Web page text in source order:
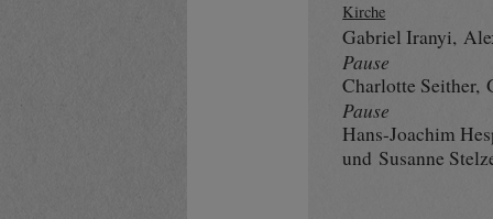
Kirche
Gabriel Iranyi,
Pause
Charlotte Seither,
Pause
Hans-Joachim
und Susanne